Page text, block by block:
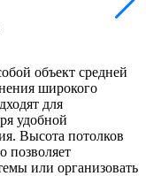
объект средней
широкого
для
удобной
Высота потолков
позволяет
или организовать